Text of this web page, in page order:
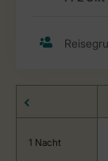
1 Nacht